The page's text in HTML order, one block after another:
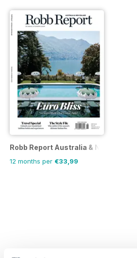
Robb Report Australia & New Zealand
12 months per €33,99